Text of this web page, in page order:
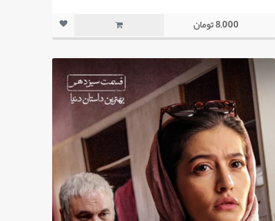
8,000 تومان